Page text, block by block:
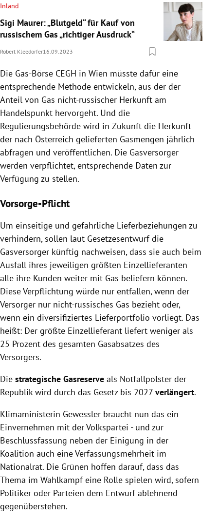
Inland
Sigi Maurer: „Blutgeld“ für Kauf von
russischem Gas „richtiger Ausdruck“
Robert Kleedorfer16.09.2023
Die Gas-Börse CEGH in Wien müsste dafür eine
entsprechende Methode entwickeln, aus der der
Anteil von Gas nicht-russischer Herkunft am
Handelspunkt hervorgeht. Und die
Regulierungsbehörde wird in Zukunft die Herkunft
der nach Österreich gelieferten Gasmengen jährlich
abfragen und veröffentlichen. Die Gasversorger
werden verpflichtet, entsprechende Daten zur
Verfügung zu stellen.
Vorsorge-Pflicht
Um einseitige und gefährliche Lieferbeziehungen zu
verhindern, sollen laut Gesetzesentwurf die
Gasversorger künftig nachweisen, dass sie auch beim
Ausfall ihres jeweiligen größten Einzellieferanten
alle ihre Kunden weiter mit Gas beliefern können.
Diese Verpflichtung würde nur entfallen, wenn der
Versorger nur nicht-russisches Gas bezieht oder,
wenn ein diversifiziertes Lieferportfolio vorliegt. Das
heißt: Der größte Einzellieferant liefert weniger als
25 Prozent des gesamten Gasabsatzes des
Versorgers.
Die strategische Gasreserve als Notfallpolster der
Republik wird durch das Gesetz bis 2027 verlängert.
Klimaministerin Gewessler braucht nun das ein
Einvernehmen mit der Volkspartei - und zur
Beschlussfassung neben der Einigung in der
Koalition auch eine Verfassungsmehrheit im
Nationalrat. Die Grünen hoffen darauf, dass das
Thema im Wahlkampf eine Rolle spielen wird, sofern
Politiker oder Parteien dem Entwurf ablehnend
gegenüberstehen.